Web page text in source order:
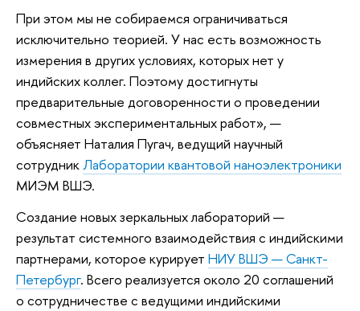
При этом мы не собираемся ограничиваться
исключительно теорией. У нас есть возможность
измерения в других условиях, которых нет у
индийских коллег. Поэтому достигнуты
предварительные договоренности о проведении
совместных экспериментальных работ», —
объясняет Наталия Пугач, ведущий научный
сотрудникЛаборатории квантовой наноэлектроники
МИЭМ ВШЭ.
Создание новых зеркальных лабораторий —
результат системного взаимодействия с индийскими
партнерами, которое курирует НИУ ВШЭ — Санкт-
Петербург. Всего реализуется около 20 соглашений
о сотрудничестве с ведущими индийскими